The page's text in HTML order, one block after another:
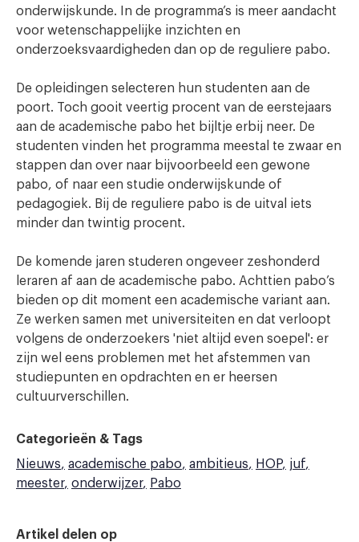
onderwijskunde. In de programma’s is meer aandacht
voor wetenschappelijke inzichten en
onderzoeksvaardigheden dan op de reguliere pabo.
De opleidingen selecteren hun studenten aan de
poort. Toch gooit veertig procent van de eerstejaars
aan de academische pabo het bijltje erbij neer. De
studenten vinden het programma meestal te zwaar en
stappen dan over naar bijvoorbeeld een gewone
pabo, of naar een studie onderwijskunde of
pedagogiek. Bij de reguliere pabo is de uitval iets
minder dan twintig procent.
De komende jaren studeren ongeveer zeshonderd
leraren af aan de academische pabo. Achttien pabo’s
bieden op dit moment een academische variant aan.
Ze werken samen met universiteiten en dat verloopt
volgens de onderzoekers 'niet altijd even soepel': er
zijn wel eens problemen met het afstemmen van
studiepunten en opdrachten en er heersen
cultuurverschillen.
Categorieën & Tags
Nieuws
academische pabo ambitieus HOP
juf
meester onderwijzer Pabo
Artikel delen op